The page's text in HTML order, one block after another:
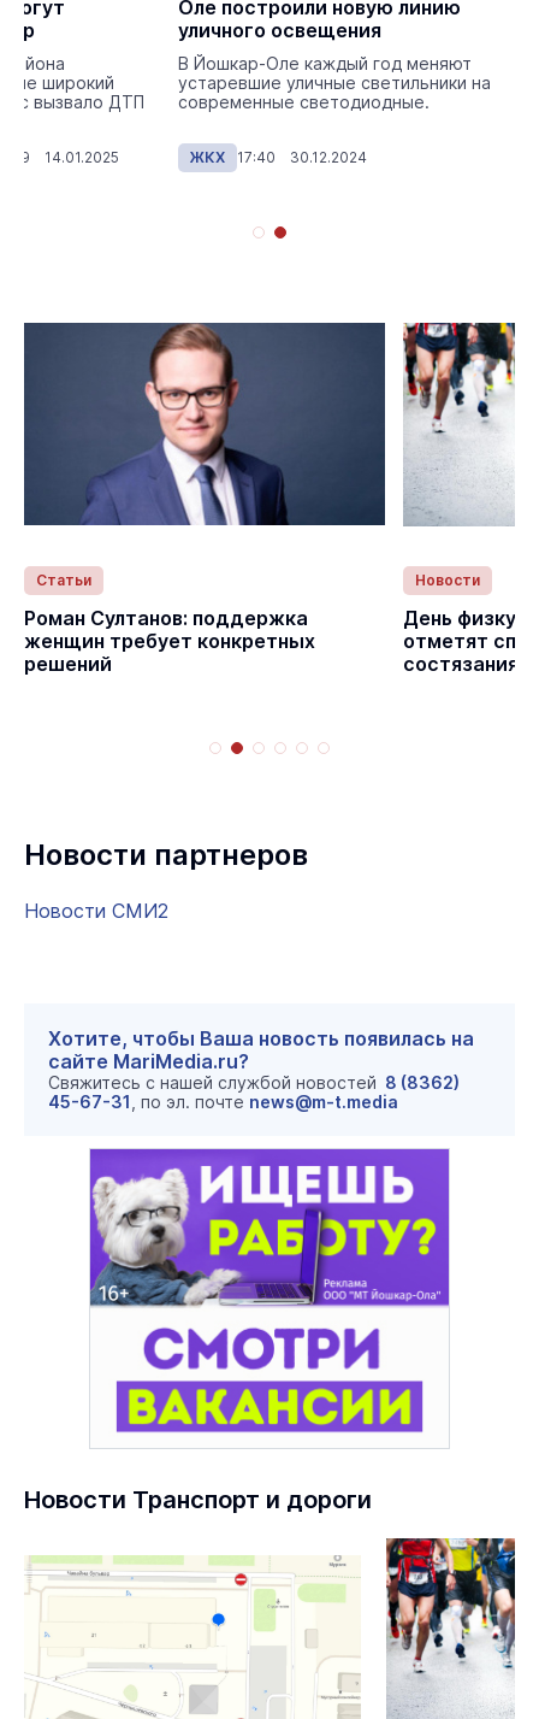
широкий
вызвало ДТП
14.01.2025
Оле построили новую линию
уличного освещения
В Йошкар-Оле каждый год меняют
устаревшие уличные светильники на
современные светодиодные.
ЖКХ 17:40 30.12.2024
Статьи
Роман Султанов: поддержка
женщин требует конкретных
решений
Новости
День
отметят
Новости партнеров
Новости СМИ2
Хотите, чтобы Ваша новость появилась на
сайте MariMedia.ru?
Свяжитесь с нашей службой новостей 8 (8362)
45-67-31 , по эл. почте news@m-t.media
Новости Транспорт и дороги